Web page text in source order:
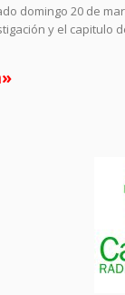
domingo 20 de
y el capitulo